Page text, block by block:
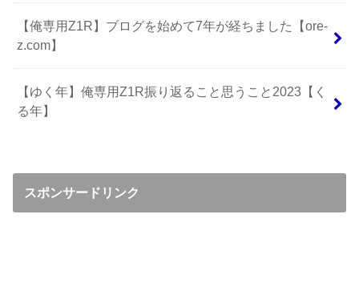
【俺専用Z1R】ブログを始めて7年が経ちました【ore-
z.com】
【ゆく年】俺専用Z1R振り返ること思うこと2023【く
る年】
スポンサードリンク